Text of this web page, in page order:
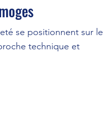
se positionnent sur le
technique et